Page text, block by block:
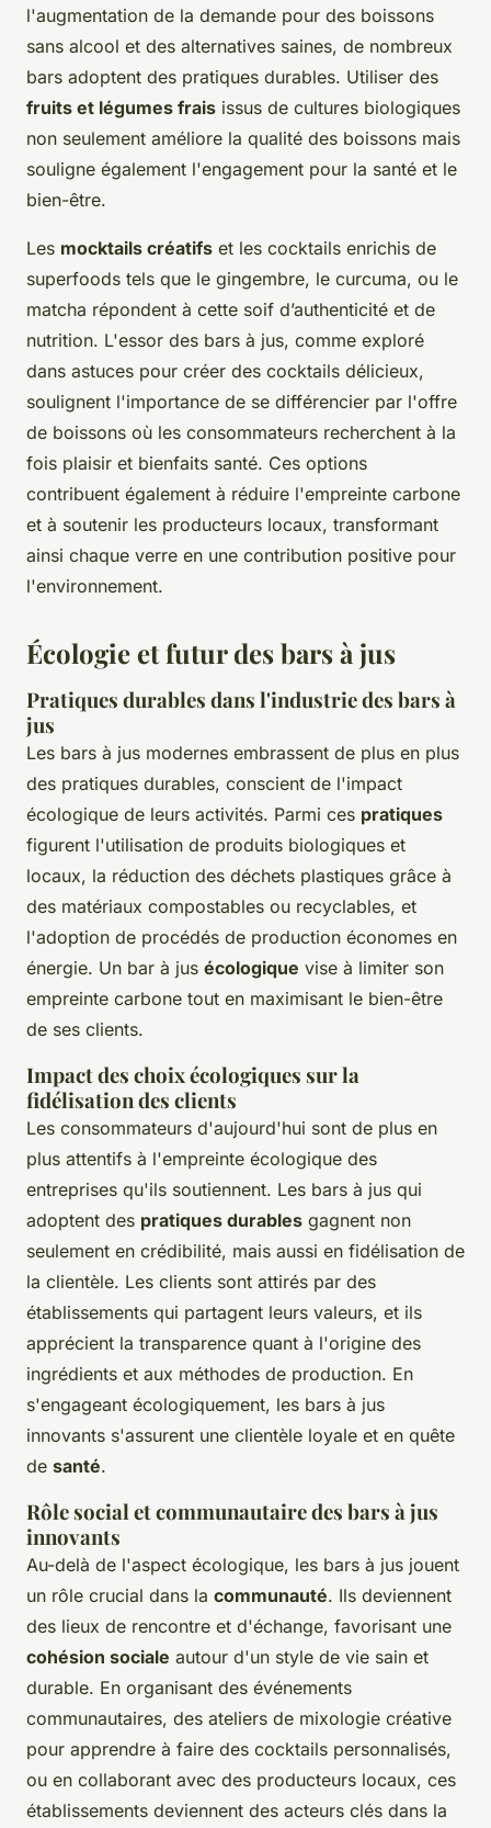
l'augmentation de la demande pour des boissons
sans alcool et des alternatives saines, de nombreux
bars adoptent des pratiques durables. Utiliser des
fruits et légumes frais issus de cultures biologiques
non seulement améliore la qualité des boissons mais
souligne également l'engagement pour la santé et le
bien-être.
Les mocktails créatifs et les cocktails enrichis de
superfoods tels que le gingembre, le curcuma, ou le
matcha répondent à cette soif d’authenticité et de
nutrition. L'essor des bars à jus, comme exploré
dans astuces pour créer des cocktails délicieux,
soulignent l'importance de se différencier par l'offre
de boissons où les consommateurs recherchent à la
fois plaisir et bienfaits santé. Ces options
contribuent également à réduire l'empreinte carbone
et à soutenir les producteurs locaux, transformant
ainsi chaque verre en une contribution positive pour
l'environnement.
Écologie et futur des bars à jus
Pratiques durables dans l'industrie des bars à
jus
Les bars à jus modernes embrassent de plus en plus
des pratiques durables, conscient de l'impact
écologique de leurs activités. Parmi ces pratiques
figurent l'utilisation de produits biologiques et
locaux, la réduction des déchets plastiques grâce à
des matériaux compostables ou recyclables, et
l'adoption de procédés de production économes en
énergie. Un bar à jus écologique vise à limiter son
empreinte carbone tout en maximisant le bien-être
de ses clients.
Impact des choix écologiques sur la
fidélisation des clients
Les consommateurs d'aujourd'hui sont de plus en
plus attentifs à l'empreinte écologique des
entreprises qu'ils soutiennent. Les bars à jus qui
adoptent des pratiques durables gagnent non
seulement en crédibilité, mais aussi en fidélisation de
la clientèle. Les clients sont attirés par des
établissements qui partagent leurs valeurs, et ils
apprécient la transparence quant à l'origine des
ingrédients et aux méthodes de production. En
s'engageant écologiquement, les bars à jus
innovants s'assurent une clientèle loyale et en quête
de santé.
Rôle social et communautaire des bars à jus
innovants
Au-delà de l'aspect écologique, les bars à jus jouent
un rôle crucial dans la communauté. Ils deviennent
des lieux de rencontre et d'échange, favorisant une
cohésion sociale autour d'un style de vie sain et
durable. En organisant des événements
communautaires, des ateliers de mixologie créative
pour apprendre à faire des cocktails personnalisés,
ou en collaborant avec des producteurs locaux, ces
établissements deviennent des acteurs clés dans la